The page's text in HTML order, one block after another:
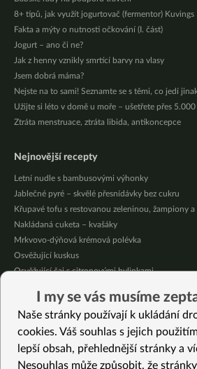
8+ tipů, jak využít jogurtovač (fermentor) Kuvings
Fakta a mýty o nutnosti očkování (I. část)
Jogurt – ano či ne?
Jak z henny vznikly smrtící barvy na vlasy
Jsem dobrá máma?
Nejste na to sami! Seznamte se s těmi, co jedí
Užijte si léto v domě u moře – ušetřete přes 5.000
Ztráta menstruace, ztráta libida, antikoncepce
Nejnovější recepty
Letní nudle s bambusovými výhonky
Jablečné pyré – skvělé přesnídávky bez cukru
Křupavé tofu s restovanou zeleninou, žampiony a
Nakládaná cuketa – kvašáky
Mrkvovo-dýňová krémová polévka
Osvěžující kuskus
Osvěžující čaj s citronovými bylinkami
Čokoládové muffiny s mangovým krémem
Meruňky a jablka v citrónovém želé
Vybrané recepty
I my se vás musíme
Naše stránky používají k ukládání
cookies. Váš souhlas s jejich
lepší obsah, přehlednější stránky a
Nesouhlas může způsobit, že